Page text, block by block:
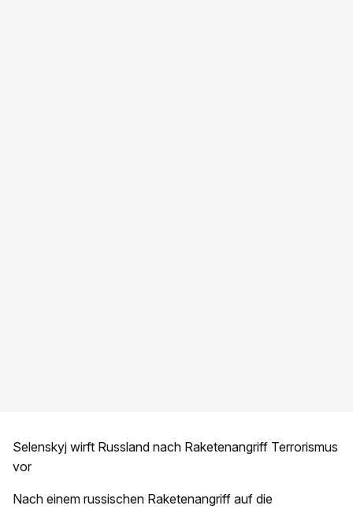
Selenskyj wirft Russland nach Raketenangriff Terrorismus
vor
Nach einem russischen Raketenangriff auf die